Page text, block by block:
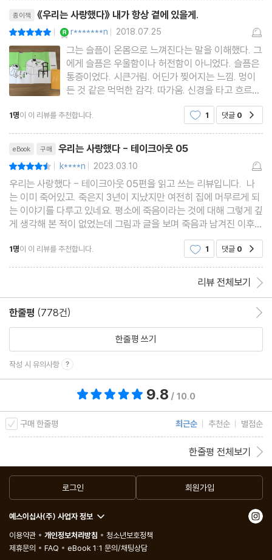
종이책 《우리는 사랑했다》 내가 항상 곁에 있을게.
| r*******n | 2018.07.25
그는 슬픔이 온몸으로 느껴진다는 말을 이해했다. 그
에게 슬픔은 우울함이나 허전함이 아니었다. 슬픔은
통증이었다. 시큰거림. 어딘가 찢어지는 느낌. 멍이
든 것 같은 먹먹한 감각. 따가움. 신경을 타고 흐르는
번째 작품은, 강화길의 글과 키미앤일이의 일러스트
가 만났다. 이야기의 화자는 병에 걸려 죽은 나이다
1명이 이 리뷰를 추천합니다. 1 댓글 0
eBook 구매 우리는 사랑했다 - 테이크아웃 05
| k****n | 2023.03.10
우리는 사랑했다 - 테이크아웃 05편을 읽고 쓰는 리뷰입니다. 나
는 이미 죽어있고. 죽은지 3년이 지났지만 여전히 집에 머무르게 되
는 이야기를 다루고 있네요. 평소에 죽음이라는 것에 대해 그렇게 깊
게 생각해 본 적이 없었는데 그림과 글을 보며 죽음과 남겨진 이후
의 타인에 대해 한번 생각해 보는 시간이 되었습니다. 짧지만 가볍
지 않은 이야기라 더 좋았어요. 잘 읽었습니다.
1명이 이 리뷰를 추천합니다. 1 댓글 0
리뷰 전체보기
한줄평 (778건)
한줄평 쓰기
작성 시 유의사항
9.8 / 10.0
구매 한줄평 최근순 추천순 별점순
한줄평 전체보기
로그인 회원가입
예스이십사(주) 사업자 정보
이용약관
개인정보처리방침
청소년보호정책
제휴문의
FAQ eBook 1:1 문의/채팅상담